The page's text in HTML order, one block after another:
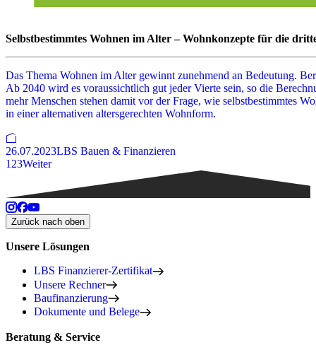
Selbstbestimmtes Wohnen im Alter – Wohnkonzepte für die
Das Thema Wohnen im Alter gewinnt zunehmend an Bedeutung.
Ab 2040 wird es voraussichtlich gut jeder Vierte sein, so die
mehr Menschen stehen damit vor der Frage, wie selbstbestimmtes
in einer alternativen altersgerechten Wohnform.
26.07.2023LBS Bauen & Finanzieren
123Weiter
Zurück nach oben
Unsere Lösungen
LBS Finanzierer-Zertifikat
Unsere Rechner
Baufinanzierung
Dokumente und Belege
Beratung & Service